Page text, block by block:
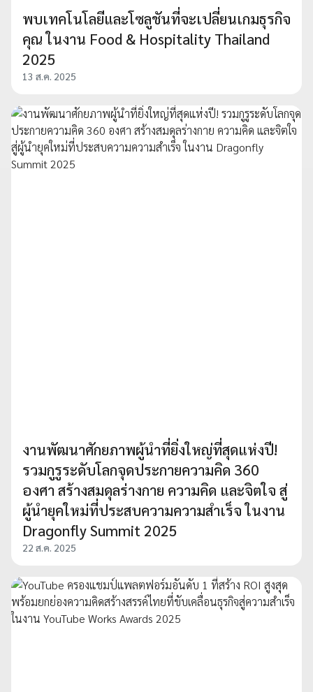
พบเทคโนโลยีและโซลูชันที่จะเปลี่ยนเกมธุรกิจ
คุณ ในงาน Food & Hospitality Thailand
2025
13 ส.ค. 2025
งานพัฒนาศักยภาพผู้นำที่ยิ่งใหญ่ที่สุดแห่งปี!
รวมกูรูระดับโลกจุดประกายความคิด 360
องศา สร้างสมดุลร่างกาย ความคิด และจิตใจ สู่
ผู้นำยุคใหม่ที่ประสบความความสำเร็จ ในงาน
Dragonfly Summit 2025
22 ส.ค. 2025